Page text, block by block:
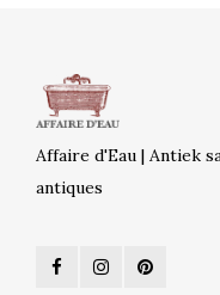
Affaire d'Eau | Antiek
antiques